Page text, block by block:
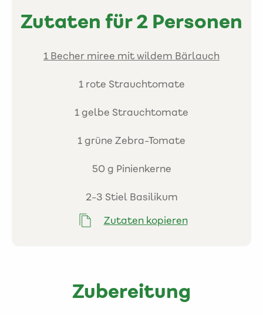
Zutaten für 2 Personen
1 Becher miree mit wildem Bärlauch
1 rote Strauchtomate
1 gelbe Strauchtomate
1 grüne Zebra-Tomate
50 g Pinienkerne
2-3 Stiel Basilikum
Zutaten kopieren
Zubereitung